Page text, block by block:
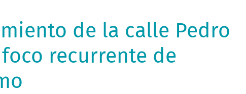
de la calle Pedro
recurrente de